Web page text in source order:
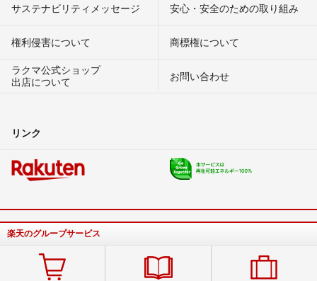
サステナビリティメッセージ 安心・安全のための取り組み
権利侵害について
商標権について
ラクマ公式ショップ
出店について
お問い合わせ
リンク
楽天のグループサービス